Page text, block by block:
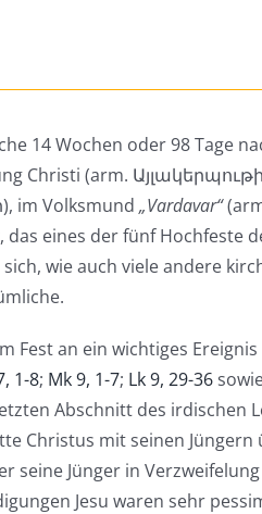
14 Wochen oder 98 Tage
Christi (arm.
im Volksmund „Vardavar“
das eines der fünf Hochfeste
wie auch viele andere
Fest an ein wichtiges Ereignis
1-8; Mk 9, 1-7; Lk 9, 29-36
Abschnitt des irdischen
Christus mit seinen Jüngern
seine Jünger in
Jesu waren sehr